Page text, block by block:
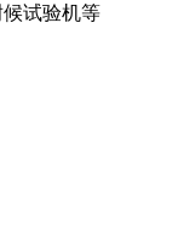
试验机等